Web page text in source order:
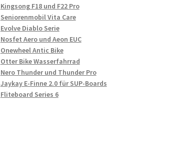
Kingsong F18 und F22 Pro
Seniorenmobil Vita Care
Evolve Diablo Serie
Nosfet Aero und Aeon EUC
Onewheel Antic Bike
Otter Bike Wasserfahrrad
Nero Thunder und Thunder Pro
Jaykay E-Finne 2.0 für SUP-Boards
Fliteboard Series 6